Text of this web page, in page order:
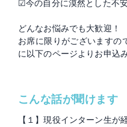
☑今の自分に漠然とした不
どんなお悩みでも大歓迎！
お席に限りがございますの
に以下のページよりお申込
こんな話が聞けます
【１】現役インターン生が